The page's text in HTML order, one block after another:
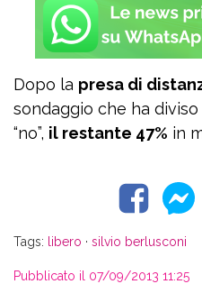
Dopo la presa di
sondaggio che ha diviso
“no”, il restante 47% in
Tags: libero · silvio berlusconi
Pubblicato il 07/09/2013 11:25